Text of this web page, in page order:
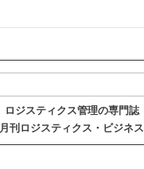
ロジスティクス管理の専門誌
月刊ロジスティクス・ビジネス